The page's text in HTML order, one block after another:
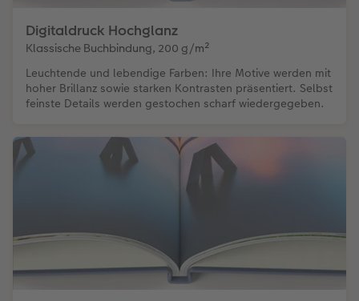
Digitaldruck Hochglanz
Klassische Buchbindung, 200 g/m²
Leuchtende und lebendige Farben: Ihre Motive werden mit
hoher Brillanz sowie starken Kontrasten präsentiert. Selbst
feinste Details werden gestochen scharf wiedergegeben.